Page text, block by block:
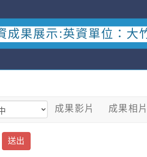
成果展示:英資單位：大
成果影片 成果相片
送出